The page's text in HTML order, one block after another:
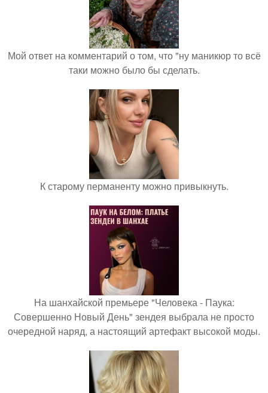
Мой ответ на комментарий о том, что "ну маникюр то всё
таки можно было бы сделать.
К старому перманенту можно привыкнуть.
На шанхайской премьере "Человека - Паука:
Совершенно Новый День" зендея выбрала не просто
очередной наряд, а настоящий артефакт высокой моды.